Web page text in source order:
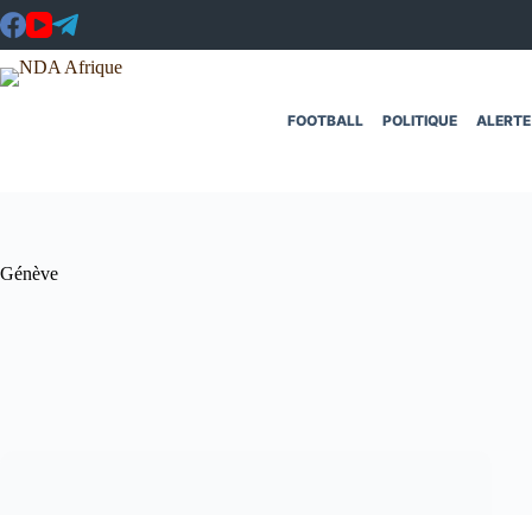
Passer
au
contenu
FOOTBALL POLITIQUE ALERTE
Génève